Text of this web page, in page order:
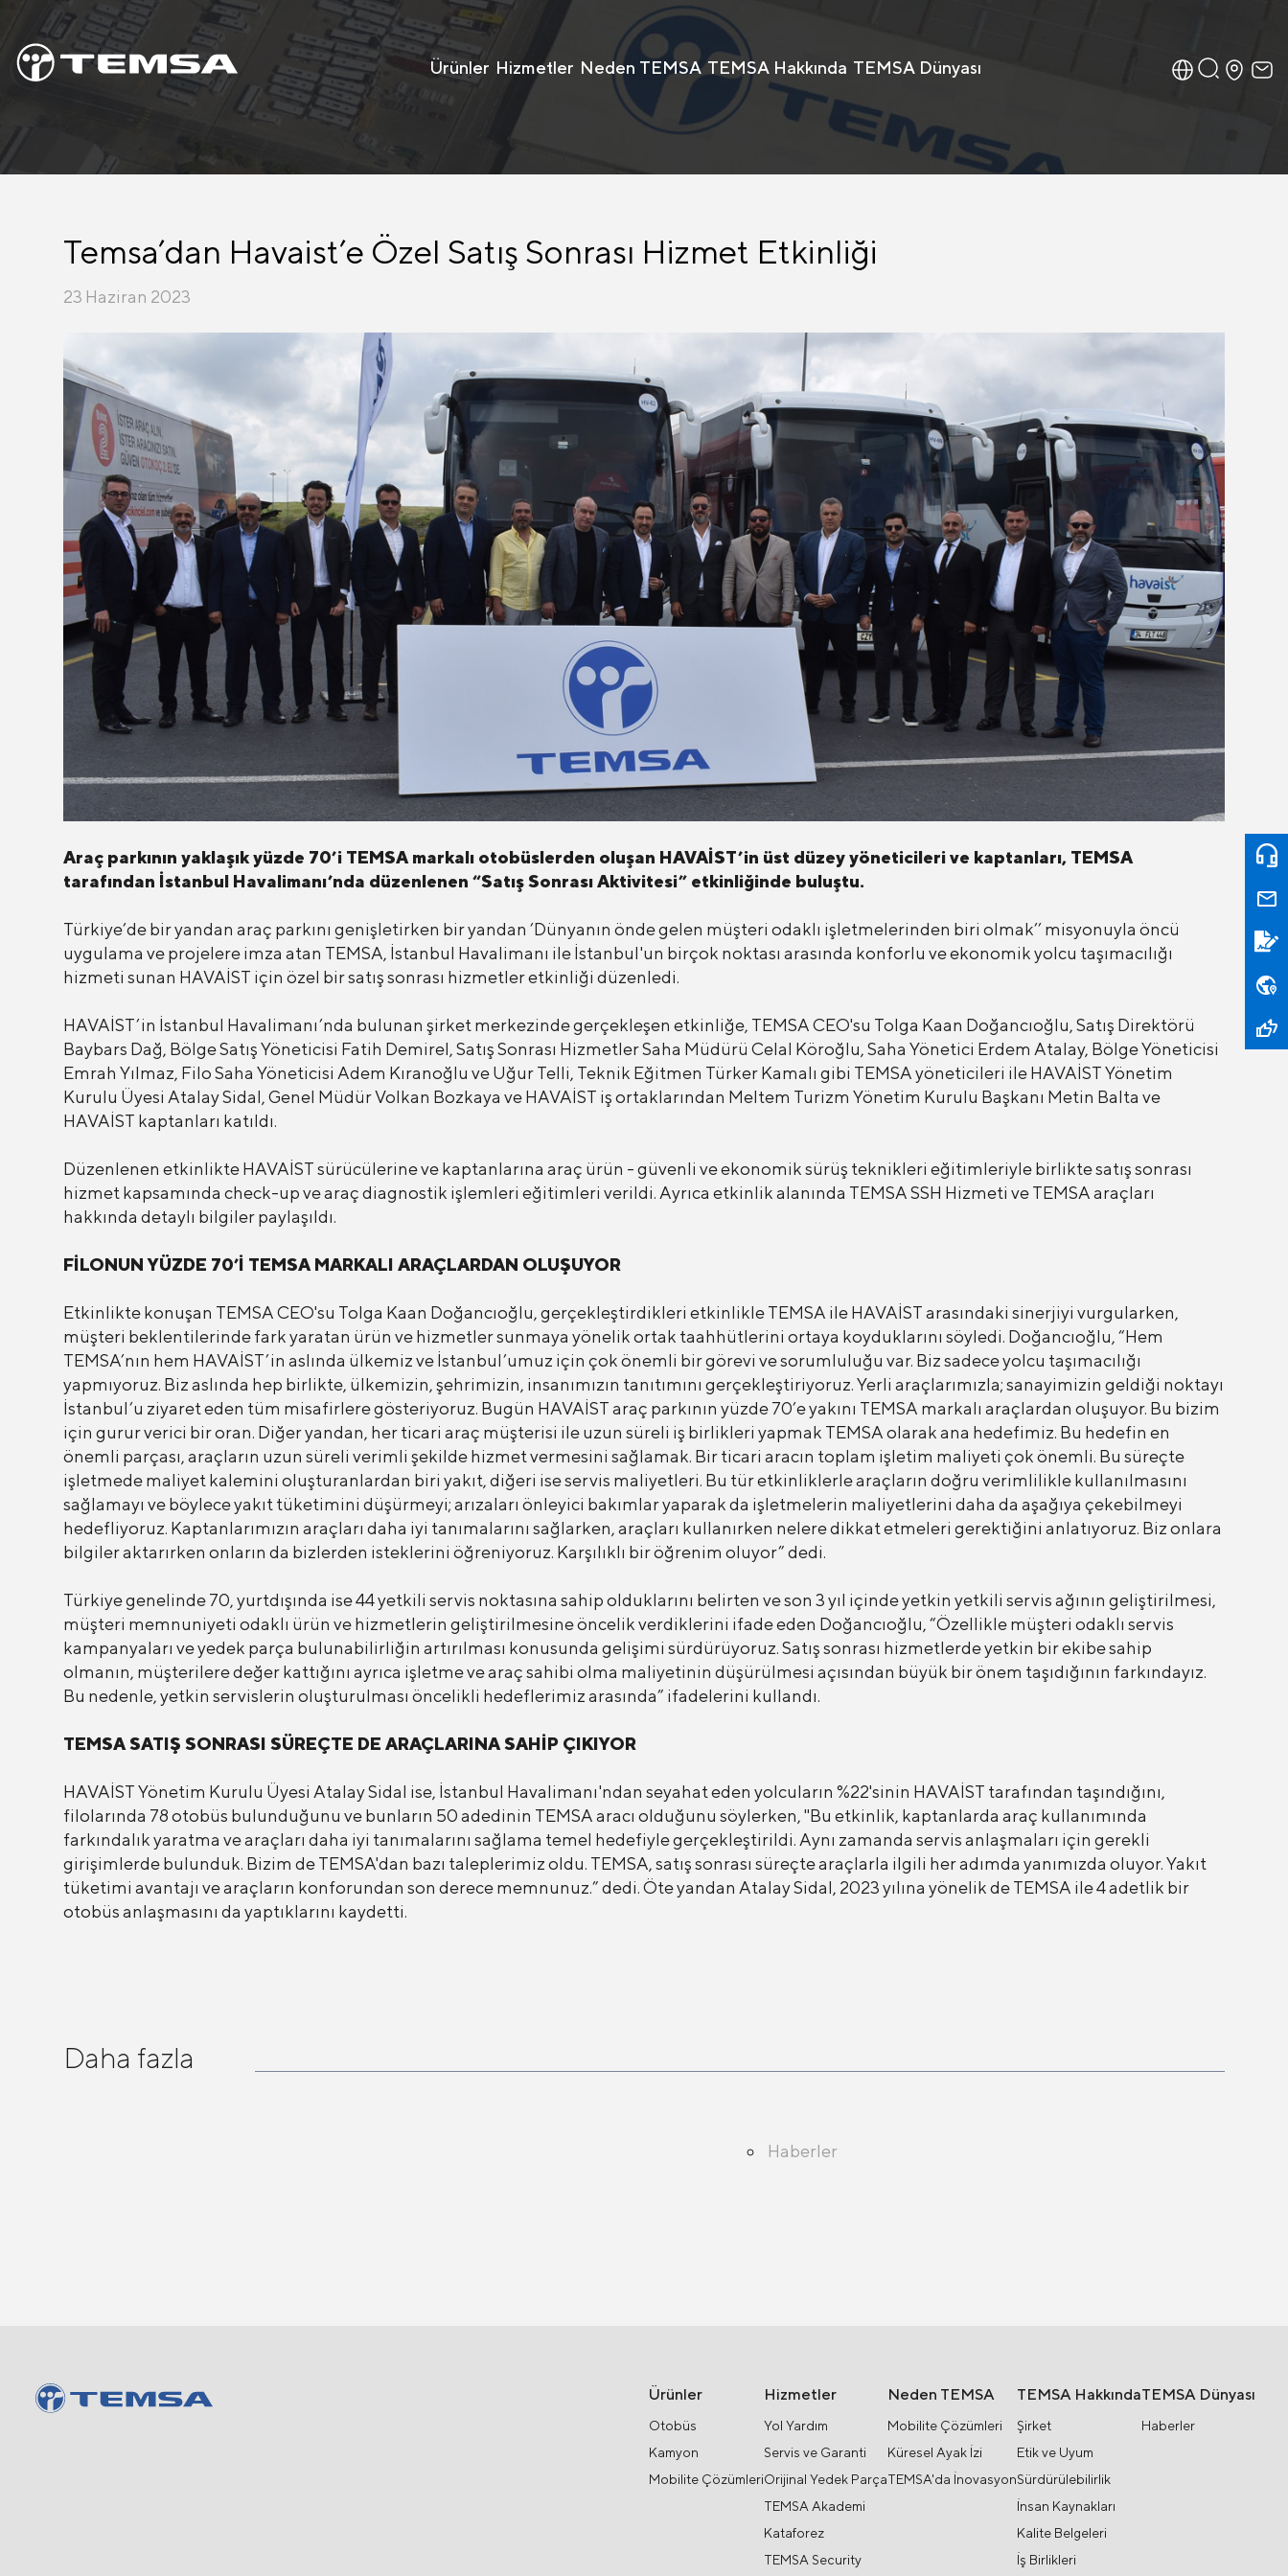
Ürünler Hizmetler Neden TEMSA TEMSA Hakkında TEMSA Dünyası
Temsa’dan Havaist’e Özel Satış Sonrası Hizmet Etkinliği
23 Haziran 2023
Araç parkının yaklaşık yüzde 70’i TEMSA markalı otobüslerden oluşan HAVAİST’in üst düzey yöneticileri ve kaptanları, TEMSA
tarafından İstanbul Havalimanı’nda düzenlenen “Satış Sonrası Aktivitesi” etkinliğinde buluştu.
Türkiye’de bir yandan araç parkını genişletirken bir yandan ’Dünyanın önde gelen müşteri odaklı işletmelerinden biri olmak’’ misyonuyla öncü
uygulama ve projelere imza atan TEMSA, İstanbul Havalimanı ile İstanbul'un birçok noktası arasında konforlu ve ekonomik yolcu taşımacılığı
hizmeti sunan HAVAİST için özel bir satış sonrası hizmetler etkinliği düzenledi.
HAVAİST’in İstanbul Havalimanı’nda bulunan şirket merkezinde gerçekleşen etkinliğe, TEMSA CEO'su Tolga Kaan Doğancıoğlu, Satış Direktörü
Baybars Dağ, Bölge Satış Yöneticisi Fatih Demirel, Satış Sonrası Hizmetler Saha Müdürü Celal Köroğlu, Saha Yönetici Erdem Atalay, Bölge Yöneticisi
Emrah Yılmaz, Filo Saha Yöneticisi Adem Kıranoğlu ve Uğur Telli, Teknik Eğitmen Türker Kamalı gibi TEMSA yöneticileri ile HAVAİST Yönetim
Kurulu Üyesi Atalay Sidal, Genel Müdür Volkan Bozkaya ve HAVAİST iş ortaklarından Meltem Turizm Yönetim Kurulu Başkanı Metin Balta ve
HAVAİST kaptanları katıldı.
Düzenlenen etkinlikte HAVAİST sürücülerine ve kaptanlarına araç ürün - güvenli ve ekonomik sürüş teknikleri eğitimleriyle birlikte satış sonrası
hizmet kapsamında check-up ve araç diagnostik işlemleri eğitimleri verildi. Ayrıca etkinlik alanında TEMSA SSH Hizmeti ve TEMSA araçları
hakkında detaylı bilgiler paylaşıldı.
FİLONUN YÜZDE 70’İ TEMSA MARKALI ARAÇLARDAN OLUŞUYOR
Etkinlikte konuşan TEMSA CEO'su Tolga Kaan Doğancıoğlu, gerçekleştirdikleri etkinlikle TEMSA ile HAVAİST arasındaki sinerjiyi vurgularken,
müşteri beklentilerinde fark yaratan ürün ve hizmetler sunmaya yönelik ortak taahhütlerini ortaya koyduklarını söyledi. Doğancıoğlu, “Hem
TEMSA’nın hem HAVAİST’in aslında ülkemiz ve İstanbul’umuz için çok önemli bir görevi ve sorumluluğu var. Biz sadece yolcu taşımacılığı
yapmıyoruz. Biz aslında hep birlikte, ülkemizin, şehrimizin, insanımızın tanıtımını gerçekleştiriyoruz. Yerli araçlarımızla; sanayimizin geldiği noktayı
İstanbul’u ziyaret eden tüm misafirlere gösteriyoruz. Bugün HAVAİST araç parkının yüzde 70’e yakını TEMSA markalı araçlardan oluşuyor. Bu bizim
için gurur verici bir oran. Diğer yandan, her ticari araç müşterisi ile uzun süreli iş birlikleri yapmak TEMSA olarak ana hedefimiz. Bu hedefin en
önemli parçası, araçların uzun süreli verimli şekilde hizmet vermesini sağlamak. Bir ticari aracın toplam işletim maliyeti çok önemli. Bu süreçte
işletmede maliyet kalemini oluşturanlardan biri yakıt, diğeri ise servis maliyetleri. Bu tür etkinliklerle araçların doğru verimlilikle kullanılmasını
sağlamayı ve böylece yakıt tüketimini düşürmeyi; arızaları önleyici bakımlar yaparak da işletmelerin maliyetlerini daha da aşağıya çekebilmeyi
hedefliyoruz. Kaptanlarımızın araçları daha iyi tanımalarını sağlarken, araçları kullanırken nelere dikkat etmeleri gerektiğini anlatıyoruz. Biz onlara
bilgiler aktarırken onların da bizlerden isteklerini öğreniyoruz. Karşılıklı bir öğrenim oluyor” dedi.
Türkiye genelinde 70, yurtdışında ise 44 yetkili servis noktasına sahip olduklarını belirten ve son 3 yıl içinde yetkin yetkili servis ağının geliştirilmesi,
müşteri memnuniyeti odaklı ürün ve hizmetlerin geliştirilmesine öncelik verdiklerini ifade eden Doğancıoğlu, “Özellikle müşteri odaklı servis
kampanyaları ve yedek parça bulunabilirliğin artırılması konusunda gelişimi sürdürüyoruz. Satış sonrası hizmetlerde yetkin bir ekibe sahip
olmanın, müşterilere değer kattığını ayrıca işletme ve araç sahibi olma maliyetinin düşürülmesi açısından büyük bir önem taşıdığının farkındayız.
Bu nedenle, yetkin servislerin oluşturulması öncelikli hedeflerimiz arasında” ifadelerini kullandı.
TEMSA SATIŞ SONRASI SÜREÇTE DE ARAÇLARINA SAHİP ÇIKIYOR
HAVAİST Yönetim Kurulu Üyesi Atalay Sidal ise, İstanbul Havalimanı'ndan seyahat eden yolcuların %22'sinin HAVAİST tarafından taşındığını,
filolarında 78 otobüs bulunduğunu ve bunların 50 adedinin TEMSA aracı olduğunu söylerken, "Bu etkinlik, kaptanlarda araç kullanımında
farkındalık yaratma ve araçları daha iyi tanımalarını sağlama temel hedefiyle gerçekleştirildi. Aynı zamanda servis anlaşmaları için gerekli
girişimlerde bulunduk. Bizim de TEMSA'dan bazı taleplerimiz oldu. TEMSA, satış sonrası süreçte araçlarla ilgili her adımda yanımızda oluyor. Yakıt
tüketimi avantajı ve araçların konforundan son derece memnunuz.” dedi. Öte yandan Atalay Sidal, 2023 yılına yönelik de TEMSA ile 4 adetlik bir
otobüs anlaşmasını da yaptıklarını kaydetti.
Daha fazla
Haberler
Ürünler
Otobüs
Kamyon
Mobilite Çözümleri
Hizmetler
Yol Yardım
Servis ve Garanti
Orijinal Yedek Parça
TEMSA Akademi
Kataforez
TEMSA Security
Neden TEMSA
Mobilite Çözümleri
Küresel Ayak İzi
TEMSA'da İnovasyon
TEMSA Hakkında
Şirket
Etik ve Uyum
Sürdürülebilirlik
İnsan Kaynakları
Kalite Belgeleri
İş Birlikleri
TEMSA Dünyası
Haberler